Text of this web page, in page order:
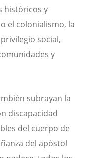
históricos y
el colonialismo, la
social,
y
subrayan la
discapacidad
del cuerpo de
del apóstol